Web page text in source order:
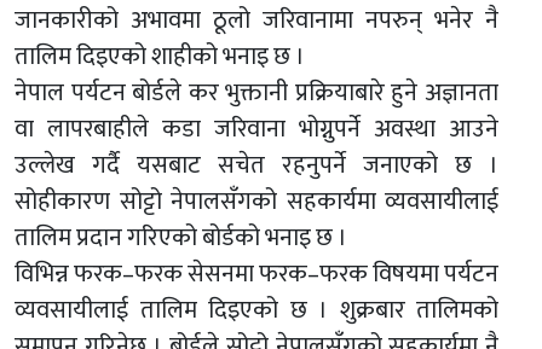
जानकारीको अभावमा ठूलो जरिवानामा नपरुन् भनेर नै
तालिम दिइएको शाहीको भनाइ छ ।
नेपाल पर्यटन बोर्डले कर भुक्तानी प्रक्रियाबारे हुने अज्ञानता
वा लापरबाहीले कडा जरिवाना भोग्नुपर्ने अवस्था आउने
उल्लेख गर्दै यसबाट सचेत रहनुपर्ने जनाएको छ ।
सोहीकारण सोट्टो नेपालसँगको सहकार्यमा व्यवसायीलाई
तालिम प्रदान गरिएको बोर्डको भनाइ छ ।
विभिन्न फरक–फरक सेसनमा फरक–फरक विषयमा पर्यटन
व्यवसायीलाई तालिम दिइएको छ । शुक्रबार तालिमको